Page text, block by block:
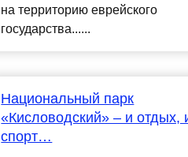
на территорию еврейского
государства......
Национальный парк
«Кисловодский» – и отдых,
спорт…